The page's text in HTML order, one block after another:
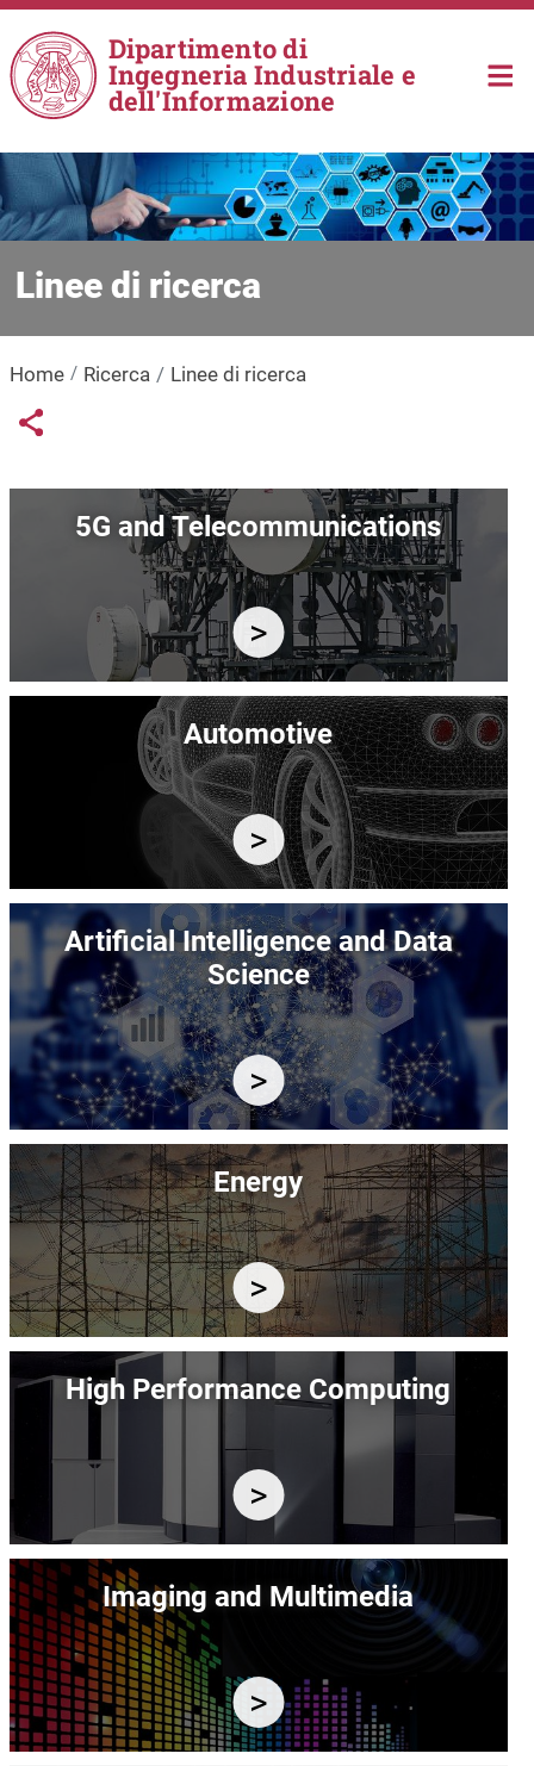
Salta al contenuto principale
Dipartimento di
Ingegneria Industriale e
dell'Informazione
Linee di ricerca
Home Ricerca Linee di ricerca
Links condivisione social
Share button
5G and Telecommunications
Automotive
Immagine
Artificial Intelligence and Data
Science
Immagine
Energy
High Performance Computing
Immagine
Imaging and Multimedia